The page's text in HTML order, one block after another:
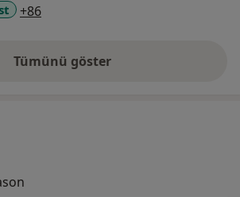
+86a11y_sr_more_diseases
Tümünü gösterdeneyim hakkında